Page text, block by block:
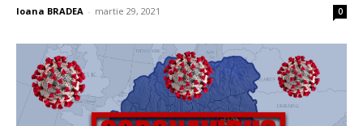
Ioana BRADEA - martie 29, 2021 0